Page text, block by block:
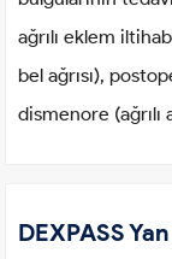
ağrılı eklem
bel ağrısı),
dismenore
DEXPASS